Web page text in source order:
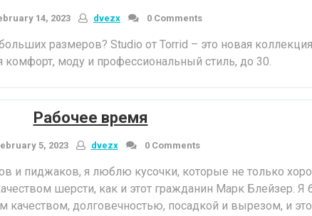
Jacket”
14, 2023 dvezx 0 Comments
размеров? Studio от Torrid – это новая
моду и профессиональный стиль, до 30.
Рабочее время
5, 2023 dvezx 0 Comments
и пиджаков, я люблю кусочки, которые не только
шерсти, как и этот гражданин Марк Блейзер. Я
качеством, долговечностью, посадкой и вырезом, и это